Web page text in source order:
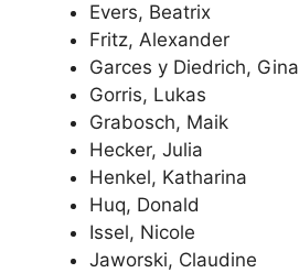
Evers, Beatrix
Fritz, Alexander
Garces y Diedrich, Gina
Gorris, Lukas
Grabosch, Maik
Hecker, Julia
Henkel, Katharina
Huq, Donald
Issel, Nicole
Jaworski, Claudine